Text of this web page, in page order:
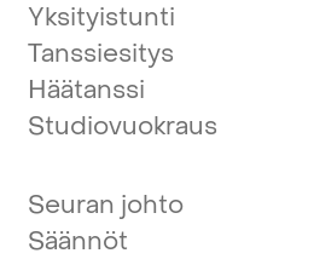
Yksityistunti
Tanssiesitys
Häätanssi
Studiovuokraus
Seuran johto
Säännöt